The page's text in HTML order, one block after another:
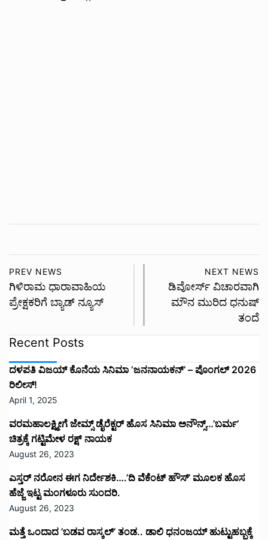
PREV NEWS
ಗಿಳಿರಾಮ ಧಾರಾವಾಹಿಯ
ಪ್ರೇಕ್ಷಕರಿಗೆ ಬ್ಯಾಡ್ ನ್ಯೂಸ್
NEXT NEWS
ಡಿವೋರ್ಸ್ ವಿಚಾರವಾಗಿ
ಮೌನ ಮುರಿದ ಧನುಷ್
ತಂದೆ
Recent Posts
ದಳಪತಿ ವಿಜಯ್‌ ಕೊನೆಯ ಸಿನಿಮಾ ‘ಜನನಾಯಕನ್’ – ಪೊಂಗಲ್ 2026
ರಿಲೀಸ್!
April 1, 2025
ವರಮಹಾಲಕ್ಷ್ಮೀಗೆ ಜೇಮ್ಸ್ ಡೈರೆಕ್ಟರ್ ಹೊಸ ಸಿನಿಮಾ ಅನೌನ್ಸ್…’ಬರ್ಮ’
ಚಿತ್ರಕ್ಕೆ ಗಟ್ಟಿಮೇಳ ರಕ್ಷ್ ನಾಯಕ
August 26, 2023
ಎಸ್ತರ್ ನರೋನ ಈಗ ನಿರ್ದೇಶಕಿ….’ದಿ ವೆಕೆಂಟ್ ಹೌಸ್‌’‌ ಮೂಲಕ ಹೊಸ
ಹೆಜ್ಜೆ ಇಟ್ಟ ಮಂಗಳೂರು ಸುಂದರಿ.
August 26, 2023
ಮತ್ತೆ ಒಂದಾದ ’ಬಡವ ರಾಸ್ಕಲ್’ ತಂಡ.. ಡಾಲಿ ಧನಂಜಯ್ ಹುಟ್ಟುಹಬ್ಬಕ್ಕೆ